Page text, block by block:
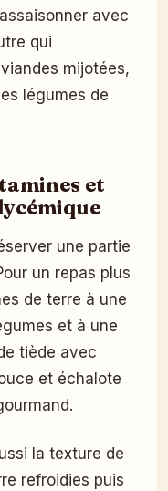
avec
qui
mijotées,
légumes de
et
une partie
un repas plus
de terre à une
et à une
tiède avec
et échalote
la texture de
refroidies puis